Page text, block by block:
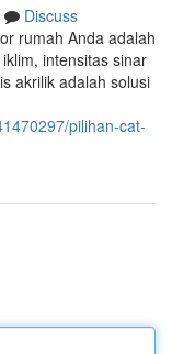
Discuss
rumah Anda adalah
intensitas sinar
akrilik adalah solusi
pilihan-cat-